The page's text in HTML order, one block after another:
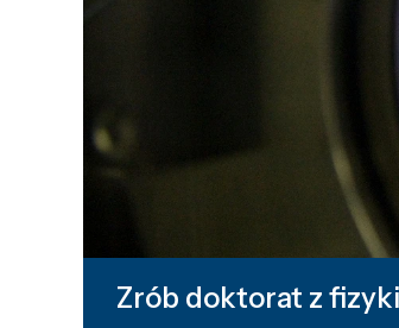
Zrób doktorat z fizyki